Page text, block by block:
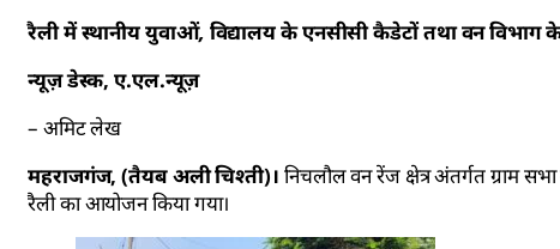
रैली में स्थानीय युवाओं, विद्यालय के एनसीसी कैडेटों तथा वन विभाग
न्यूज़ डेस्क, ए.एल.न्यूज़
– अमिट लेख
महराजगंज, (तैयब अली चिश्ती)। निचलौल वन रेंज क्षेत्र अंतर्गत ग्राम
रैली का आयोजन किया गया।